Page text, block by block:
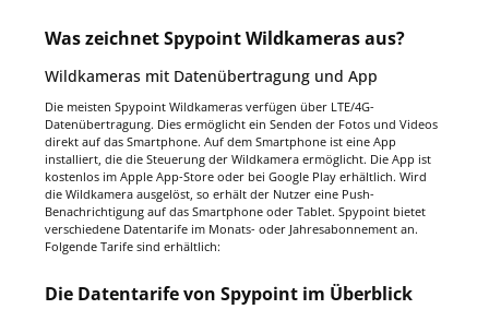
Was zeichnet Spypoint Wildkameras aus?
Wildkameras mit Datenübertragung und App
Die meisten Spypoint Wildkameras verfügen über LTE/4G-
Datenübertragung. Dies ermöglicht ein Senden der Fotos und Videos
direkt auf das Smartphone. Auf dem Smartphone ist eine App
installiert, die die Steuerung der Wildkamera ermöglicht. Die App ist
kostenlos im Apple App-Store oder bei Google Play erhältlich. Wird
die Wildkamera ausgelöst, so erhält der Nutzer eine Push-
Benachrichtigung auf das Smartphone oder Tablet. Spypoint bietet
verschiedene Datentarife im Monats- oder Jahresabonnement an.
Folgende Tarife sind erhältlich:
Die Datentarife von Spypoint im Überblick